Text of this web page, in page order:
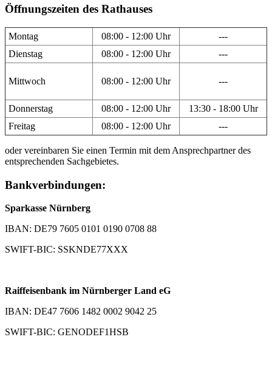
Öffnungszeiten des Rathauses
Montag 08:00 - 12:00 Uhr
---
Dienstag
08:00 - 12:00 Uhr ---
Mittwoch 08:00 - 12:00 Uhr ---
Donnerstag 08:00 - 12:00 Uhr
13:30 - 18:00 Uhr
Freitag
08:00 - 12:00 Uhr ---
oder vereinbaren Sie einen Termin mit dem Ansprechpartner des
entsprechenden Sachgebietes.
Bankverbindungen:
Sparkasse Nürnberg
IBAN: DE79 7605 0101 0190 0708 88
SWIFT-BIC: SSKNDE77XXX
Raiffeisenbank im Nürnberger Land eG
IBAN: DE47 7606 1482 0002 9042 25
SWIFT-BIC: GENODEF1HSB